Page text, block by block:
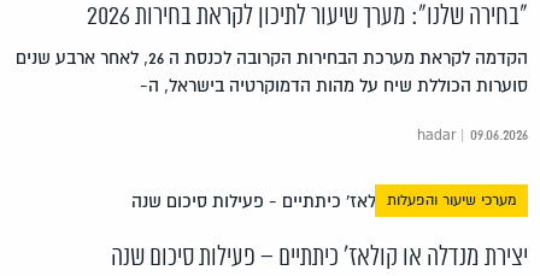
"בחירה שלנו": מערך שיעור לתיכון לקראת בחירות 2026
הקדמה לקראת מערכת הבחירות הקרובה לכנסת ה 26, לאחר ארבע שנים
סוערות הכוללת שיח על מהות הדמוקרטיה בישראל, ה-
hadar | 09.06.2026
מערכי שיעור והפעלות
יצירת מנדלה או קולאז' כיתתיים – פעילות סיכום שנה